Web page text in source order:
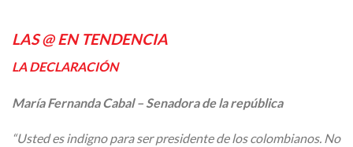
LAS @ EN TENDENCIA
LA DECLARACIÓN
María Fernanda Cabal – Senadora de la república
“Usted es indigno para ser presidente de los colombianos. No